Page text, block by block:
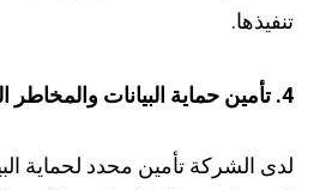
تنفيذها.
4. تأمين حماية البيانات والمخاطر السيبرانية
لدى الشركة تأمين محدد لحماية